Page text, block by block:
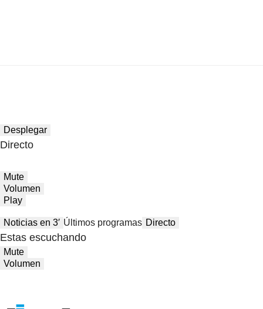
Desplegar
Directo
Mute
Volumen
Play
Noticias en 3′ Últimos programas Directo
Estas escuchando
Mute
Volumen